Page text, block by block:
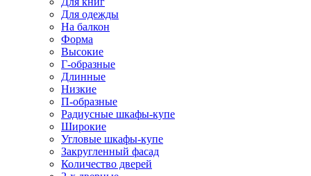
Для одежды
На балкон
Форма
Высокие
Г-образные
Длинные
Низкие
П-образные
Радиусные шкафы-купе
Широкие
Угловые шкафы-купе
Закругленный фасад
Количество дверей